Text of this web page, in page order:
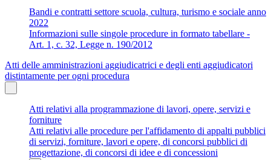
Bandi e contratti settore scuola, cultura, turismo e sociale anno
2022
Informazioni sulle singole procedure in formato tabellare -
Art. 1, c. 32, Legge n. 190/2012
Atti delle amministrazioni aggiudicatrici e degli enti aggiudicatori
distintamente per ogni procedura
Atti relativi alla programmazione di lavori, opere, servizi e
forniture
Atti relativi alle procedure per l'affidamento di appalti pubblici
di servizi, forniture, lavori e opere, di concorsi pubblici di
progettazione, di concorsi di idee e di concessioni